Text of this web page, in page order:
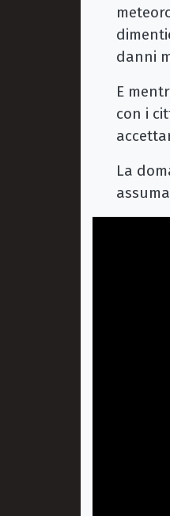
danni
E
con i
La